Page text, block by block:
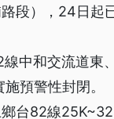
段），24日起
中和交流道東
預警性封閉。
台82線